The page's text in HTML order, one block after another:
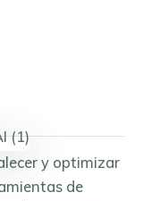
y optimizar
de